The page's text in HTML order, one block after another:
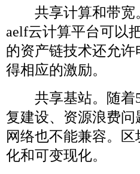
共享计算和带宽
aelf云计算平台可以
的资产链技术还允
得相应的激励。
共享基站。随着
复建设、资源浪费
网络也不能兼容。
化和可变现化。